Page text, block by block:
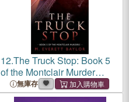
12.The Truck Stop: Book 5
of the Montclair Murder
Series無庫存